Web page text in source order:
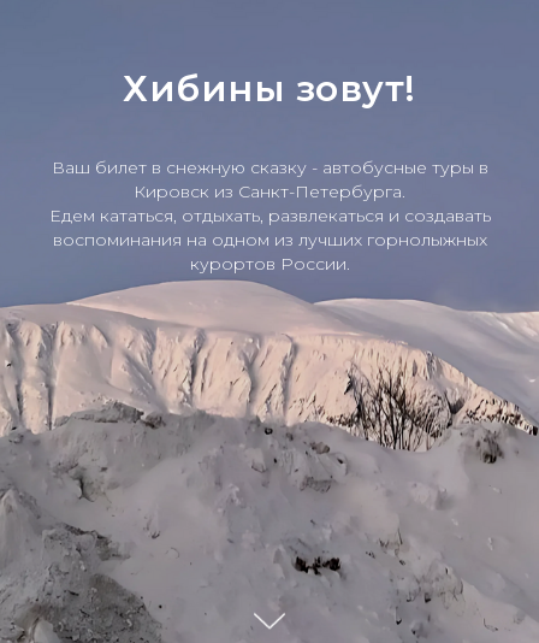
Хибины зовут!
Ваш билет в снежную сказку - автобусные туры в
Кировск из Санкт-Петербурга.
Едем кататься, отдыхать, развлекаться и создавать
воспоминания на одном из лучших горнолыжных
курортов России.